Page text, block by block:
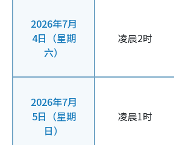
2026年7月
4日（星期
六）
凌晨2时
2026年7月
5日（星期
日）
凌晨1时